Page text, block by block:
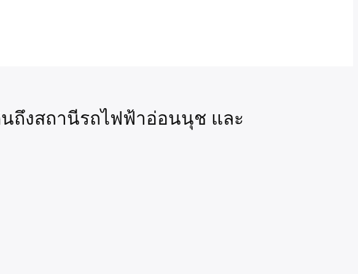
นถึงสถานีรถไฟฟ้าอ่อนนุช และ